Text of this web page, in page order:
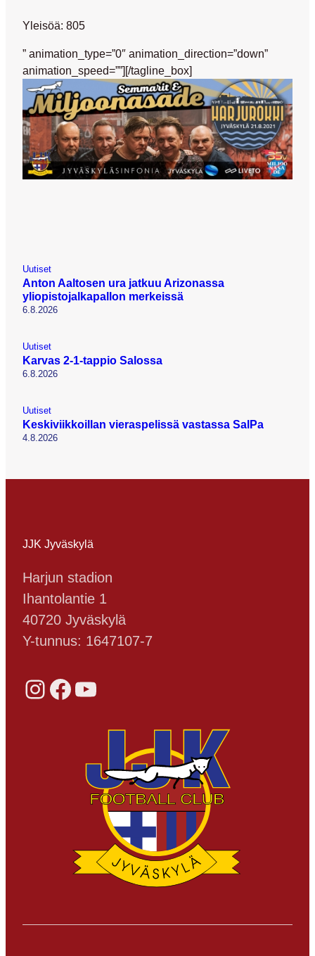
Yleisöä: 805
” animation_type=”0″ animation_direction=”down”
animation_speed=””][/tagline_box]
Uutiset
Anton Aaltosen ura jatkuu Arizonassa
yliopistojalkapallon merkeissä
6.8.2026
Uutiset
Karvas 2-1-tappio Salossa
6.8.2026
Uutiset
Keskiviikkoillan vieraspelissä vastassa SalPa
4.8.2026
JJK Jyväskylä
Harjun stadion
Ihantolantie 1
40720 Jyväskylä
Y-tunnus: 1647107-7
Instagram Facebook YouTube